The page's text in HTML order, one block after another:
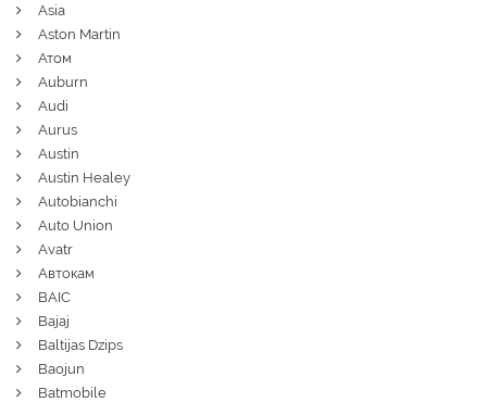
Asia
Aston Martin
Атом
Auburn
Audi
Aurus
Austin
Austin Healey
Autobianchi
Auto Union
Avatr
Автокам
BAIC
Bajaj
Baltijas Dzips
Baojun
Batmobile